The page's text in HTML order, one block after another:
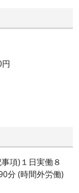
項)１日実働８
分 (時間外労働)